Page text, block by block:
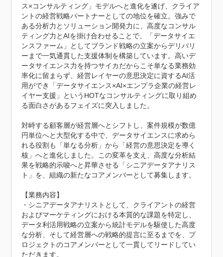
ス×コンサルティング」モデルへと進化を遂げ、クライア
ントの経営戦略パートナーとしての地位を確立。強みで
ある分析力とソリューション開発力に、高度なコンサル
ティング力とAIを掛け合わせることで、「データサイエ
ンスファーム」としてブランド戦略の立案からデリバリ
ーまで一気通貫した支援体制を構築しています。高いデ
ータサイエンス力を持つサイカだからこそ単なる業務効
率化に留まらず、経営レイヤーの意思決定に資するAI活
用ができ「データサイエンス×AI×エンプラ企業の経営レ
イヤー支援」というHOTなコンサルティングに取り組め
る面白さがあるフェイズに突入しました。
対峙する顧客層が経営層へとシフトし、案件規模が数億
円単位へと大型化する中で、データサイエンスに求めら
れる役割も「単なる分析」から「経営の意思決定を導く
核」へと進化しました。この変革を支え、高度な分析結
果を戦略的示唆へと昇華させる「シニアデータアナリス
ト」を、組織の新たなコアメンバーとして募集します。
【業務内容】
・シニアデータアナリストとして、クライアントの経営
およびマーケティングにおける本質的な課題を特定し、
データ利活用戦略の立案から統計モデルを駆使した高度
な分析、そして経営層への戦略的提言に至るまでを、プ
ロジェクトのコアメンバーとして一貫してリードしてい
ただきます。